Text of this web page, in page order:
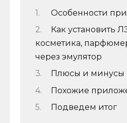
Особенности
Как установить
косметика,
через эмулятор
Плюсы и минусы
Похожие
Подведем итог